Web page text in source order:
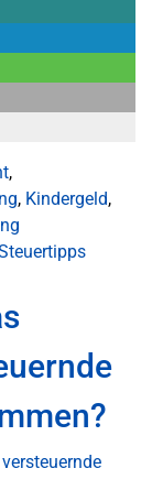
,
, Kindergeld,